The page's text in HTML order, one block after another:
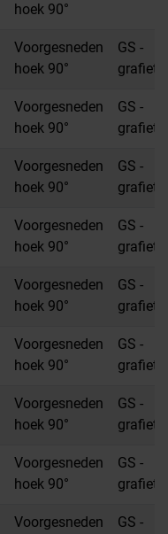
hoek 90°
Voorgesneden
hoek 90°
GS -
Voorgesneden
hoek 90°
GS -
Voorgesneden
hoek 90°
GS -
Voorgesneden
hoek 90°
GS -
Voorgesneden
hoek 90°
GS -
Voorgesneden
hoek 90°
GS -
Voorgesneden
hoek 90°
GS -
Voorgesneden
hoek 90°
GS -
Voorgesneden
GS -